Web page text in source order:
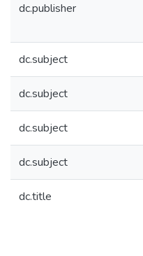
dc.publisher
dc.subject
dc.subject
dc.subject
dc.subject
dc.title